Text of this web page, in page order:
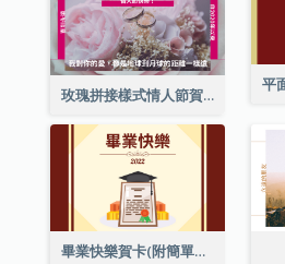
玫瑰拼接樣式情人節賀卡
畢業快樂賀卡(附簡單配圖)